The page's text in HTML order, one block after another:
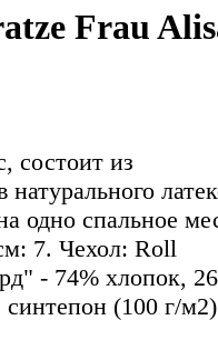
Frau
состоит из
одно спальное
7. Чехол: Roll
- 74% хлопок,
(100 г/